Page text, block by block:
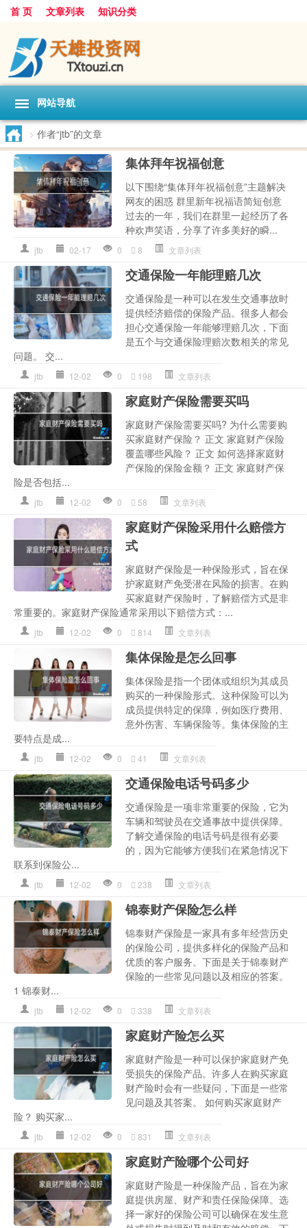
首 页 文章列表 知识分类
网站导航
> 作者“jtb”的文章
集体拜年祝福创意
以下围绕“集体拜年祝福创意”主题解决
网友的困惑 群里新年祝福语简短创意
过去的一年，我们在群里一起经历了各
种欢声笑语，分享了许多美好的瞬...
jtb 02-17 0 8 文章列表
交通保险一年能理赔几次
交通保险是一种可以在发生交通事故时
提供经济赔偿的保险产品。很多人都会
担心交通保险一年能够理赔几次，下面
是五个与交通保险理赔次数相关的常见
问题。 交...
jtb 12-02 0 198 文章列表
家庭财产保险需要买吗
家庭财产保险需要买吗? 为什么需要购
买家庭财产保险？ 正文 家庭财产保险
覆盖哪些风险？ 正文 如何选择家庭财
产保险的保险金额？ 正文 家庭财产保
险是否包括...
jtb 12-02 0 58 文章列表
家庭财产保险采用什么赔偿方
式
家庭财产保险是一种保险形式，旨在保
护家庭财产免受潜在风险的损害。在购
买家庭财产保险时，了解赔偿方式是非
常重要的。家庭财产保险通常采用以下赔偿方式：...
jtb 12-02 0 814 文章列表
集体保险是怎么回事
集体保险是指一个团体或组织为其成员
购买的一种保险形式。这种保险可以为
成员提供特定的保障，例如医疗费用、
意外伤害、车辆保险等。集体保险的主
要特点是成...
jtb 12-02 0 41 文章列表
交通保险电话号码多少
交通保险是一项非常重要的保险，它为
车辆和驾驶员在交通事故中提供保障。
了解交通保险的电话号码是很有必要
的，因为它能够方便我们在紧急情况下
联系到保险公...
jtb 12-02 0 238 文章列表
锦泰财产保险怎么样
锦泰财产保险是一家具有多年经营历史
的保险公司，提供多样化的保险产品和
优质的客户服务。下面是关于锦泰财产
保险的一些常见问题以及相应的答案。
1 锦泰财...
jtb 12-02 0 338 文章列表
家庭财产险怎么买
家庭财产险是一种可以保护家庭财产免
受损失的保险产品。许多人在购买家庭
财产险时会有一些疑问，下面是一些常
见问题及其答案。 如何购买家庭财产
险？ 购买家...
jtb 12-02 0 831 文章列表
家庭财产险哪个公司好
家庭财产险是一种保险产品，旨在为家
庭提供房屋、财产和责任保险保障。选
择一家好的保险公司可以确保在发生意